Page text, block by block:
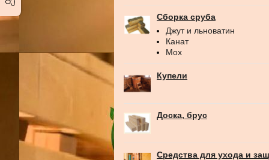
Сборка сруба
Джут и льноватин
Канат
Мох
Купели
Доска, брус
Средства для ухода и